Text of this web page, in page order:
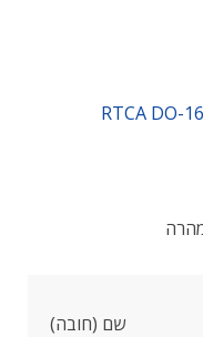
RTCA DO-
שם (חובה)